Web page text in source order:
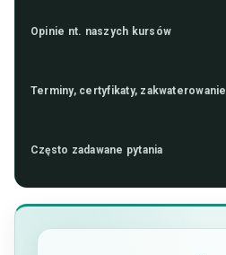
Opinie nt. naszych kursów
Terminy, certyfikaty, zakwaterowanie
Często zadawane pytania